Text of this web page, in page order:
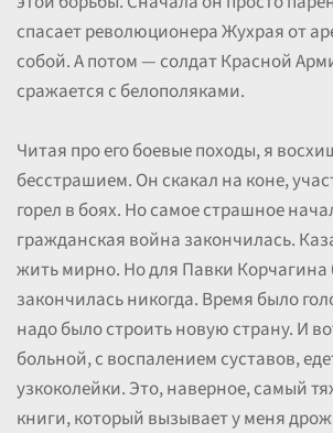
спасает революционера Жухрая от
собой. А потом — солдат Красной
сражается с белополяками.
Читая про его боевые походы, я
бесстрашием. Он скакал на коне,
горел в боях. Но самое страшное
гражданская война закончилась.
жить мирно. Но для Павки Корчагина
закончилась никогда. Время было
надо было строить новую страну. И
больной, с воспалением суставов,
узкоколейки. Это, наверное, самый
книги, который вызывает у меня